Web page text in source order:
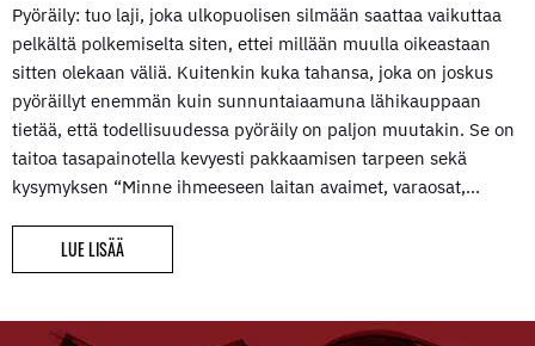
Pyöräily: tuo laji, joka ulkopuolisen silmään saattaa vaikuttaa
pelkältä polkemiselta siten, ettei millään muulla oikeastaan
sitten olekaan väliä. Kuitenkin kuka tahansa, joka on joskus
pyöräillyt enemmän kuin sunnuntaiaamuna lähikauppaan
tietää, että todellisuudessa pyöräily on paljon muutakin. Se on
taitoa tasapainotella kevyesti pakkaamisen tarpeen sekä
kysymyksen “Minne ihmeeseen laitan avaimet, varaosat,…
LUE LISÄÄ